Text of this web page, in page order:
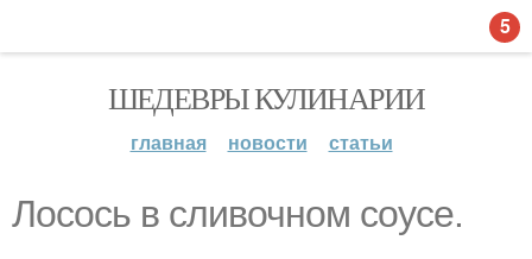
ШЕДЕВРЫ КУЛИНАРИИ
главная новости статьи
Лосось в сливочном соусе.
5